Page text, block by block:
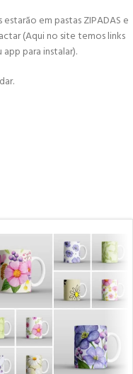
estarão em pastas ZIPADAS e
(Aqui no site temos links
para instalar).